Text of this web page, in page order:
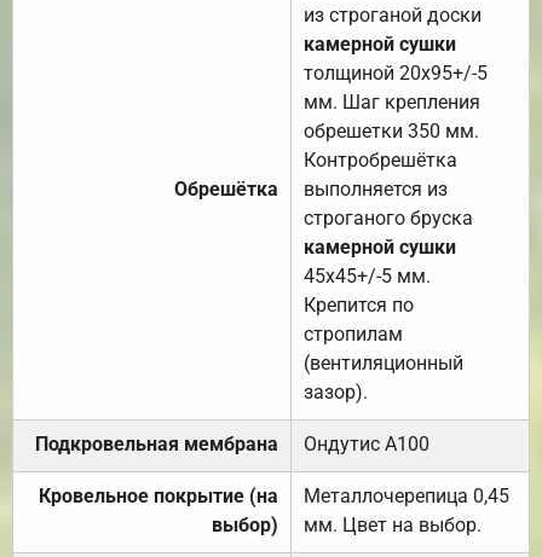
Обрешётка
из строганой доски
камерной сушки
толщиной 20х95+/-5
мм. Шаг крепления
обрешетки 350 мм.
Контробрешётка
выполняется из
строганого бруска
камерной сушки
45х45+/-5 мм.
Крепится по
стропилам
(вентиляционный
зазор).
Подкровельная мембрана Ондутис А100
Кровельное покрытие (на
выбор)
Металлочерепица 0,45
мм. Цвет на выбор.